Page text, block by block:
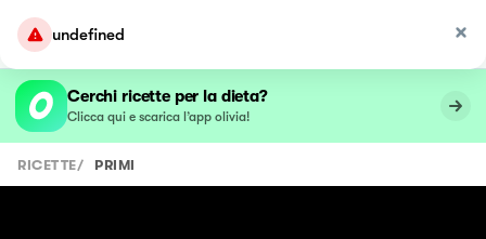
undefined
Cerchi ricette per la dieta?
Clicca qui e scarica l’app olivia!
RICETTE/ PRIMI